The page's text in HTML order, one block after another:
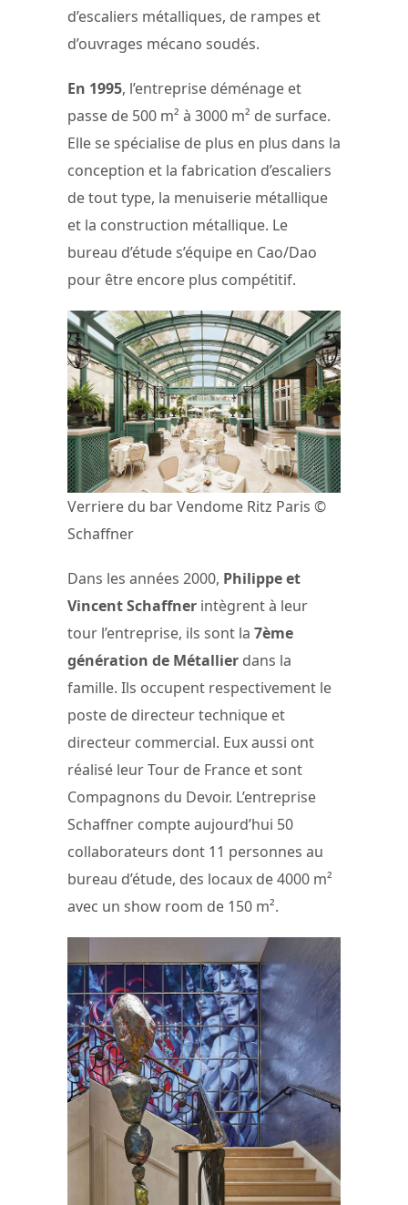
d’escaliers métalliques, de rampes et
d’ouvrages mécano soudés.
En 1995, l’entreprise déménage et
passe de 500 m² à 3000 m² de surface.
Elle se spécialise de plus en plus dans la
conception et la fabrication d’escaliers
de tout type, la menuiserie métallique
et la construction métallique. Le
bureau d’étude s’équipe en Cao/Dao
pour être encore plus compétitif.
Verriere du bar Vendome Ritz Paris ©
Schaffner
Dans les années 2000, Philippe et
Vincent Schaffner intègrent à leur
tour l’entreprise, ils sont la 7ème
génération de Métallier dans la
famille. Ils occupent respectivement le
poste de directeur technique et
directeur commercial. Eux aussi ont
réalisé leur Tour de France et sont
Compagnons du Devoir. L’entreprise
Schaffner compte aujourd’hui 50
collaborateurs dont 11 personnes au
bureau d’étude, des locaux de 4000 m²
avec un show room de 150 m².